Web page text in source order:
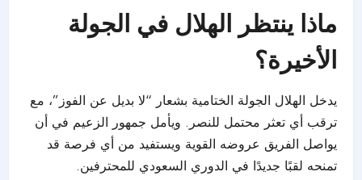
ماذا ينتظر الهلال في الجولة
الأخيرة؟
يدخل الهلال الجولة الختامية بشعار “لا بديل عن الفوز”، مع
ترقب أي تعثر محتمل للنصر. ويأمل جمهور الزعيم في أن
يواصل الفريق عروضه القوية ويستفيد من أي فرصة قد
تمنحه لقبًا جديدًا في الدوري السعودي للمحترفين.